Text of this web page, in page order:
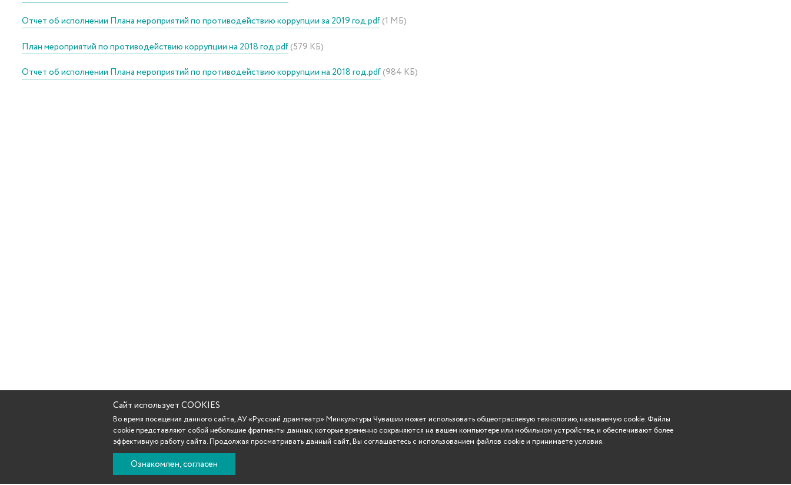
Отчет об исполнении Плана мероприятий по противодействию коррупции за 2019 год.pdf(1 МБ)
План мероприятий по противодействию коррупции на 2018 год.pdf(579 КБ)
Отчет об исполнении Плана мероприятий по противодействию коррупции на 2018 год.pdf(984 КБ)
Сайт использует COOKIES
Во время посещения данного сайта, АУ «Русский драмтеатр» Минкультуры Чувашии может использовать общеотраслевую технологию, называемую cookie. Файлы
cookie представляют собой небольшие фрагменты данных, которые временно сохраняются на вашем компьютере или мобильном устройстве, и обеспечивают более
эффективную работу сайта. Продолжая просматривать данный сайт, Вы соглашаетесь с использованием файлов cookie и принимаете условия.
Ознакомлен, согласен